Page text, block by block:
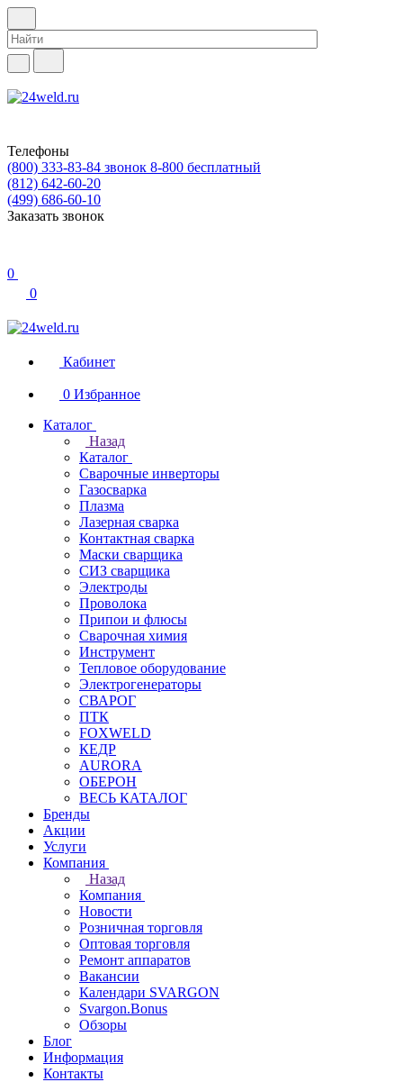
Телефоны
(800) 333-83-84 звонок 8-800 бесплатный
(812) 642-60-20
(499) 686-60-10
Заказать звонок
0
0
Кабинет
0 Избранное
Каталог
Назад
Каталог
Сварочные инверторы
Газосварка
Плазма
Лазерная сварка
Контактная сварка
Маски сварщика
СИЗ сварщика
Электроды
Проволока
Припои и флюсы
Сварочная химия
Инструмент
Тепловое оборудование
Электрогенераторы
СВАРОГ
ПТК
FOXWELD
КЕДР
AURORA
ОБЕРОН
ВЕСЬ КАТАЛОГ
Бренды
Акции
Услуги
Компания
Назад
Компания
Новости
Розничная торговля
Оптовая торговля
Ремонт аппаратов
Вакансии
Календари SVARGON
Svargon.Bonus
Обзоры
Блог
Информация
Контакты